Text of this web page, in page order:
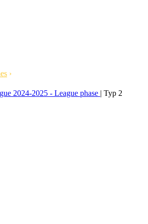
›
2024-2025 - League phase | Тур 2